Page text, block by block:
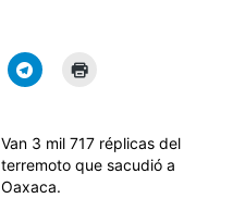
Van 3 mil 717 réplicas del
terremoto que sacudió a
Oaxaca.